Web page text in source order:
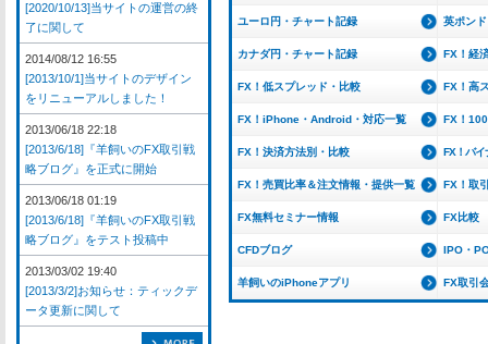
ユーロ円・チャート記録 英ポン
カナダ円・チャート記録 FX！経
FX！低スプレッド・比較 FX！高
FX！iPhone・Android・対応一覧 FX！
FX！決済方法別・比較 FX！バイ
FX！売買比率＆注文情報・提供一覧 FX！取
FX無料セミナー情報 FX比較
CFDブログ IPO・
羊飼いのiPhoneアプリ FX取引
[2020/10/13]当サイトの運営の終
了に関して
2014/08/12 16:55
[2013/10/1]当サイトのデザイン
をリニューアルしました！
2013/06/18 22:18
[2013/6/18]『羊飼いのFX取引戦
略ブログ』を正式に開始
2013/06/18 01:19
[2013/6/18]『羊飼いのFX取引戦
略ブログ』をテスト投稿中
2013/03/02 19:40
[2013/3/2]お知らせ：ティックデ
ータ更新に関して